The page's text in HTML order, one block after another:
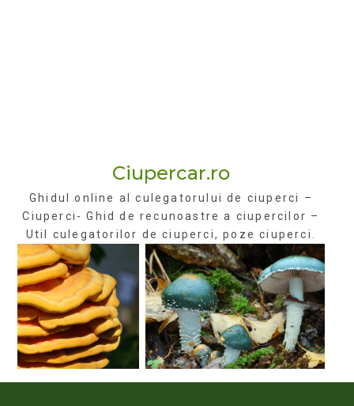
Ciupercar.ro
Ghidul online al culegatorului de ciuperci –
Ciuperci- Ghid de recunoastre a ciupercilor –
Util culegatorilor de ciuperci, poze ciuperci.